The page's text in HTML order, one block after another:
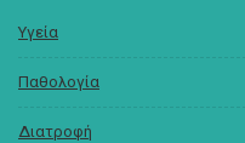
Υγεία
Παθολογία
Διατροφή